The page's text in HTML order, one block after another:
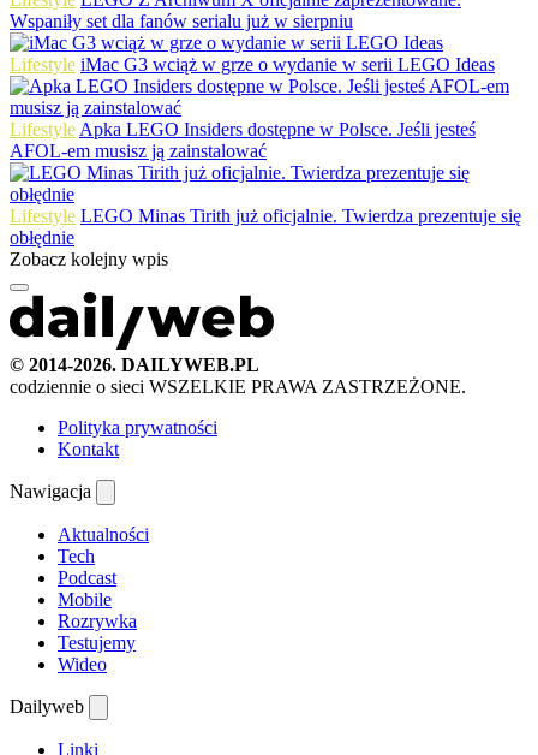
Wspaniły set dla fanów serialu już w sierpniu
Lifestyle iMac G3 wciąż w grze o wydanie w serii LEGO Ideas
Lifestyle Apka LEGO Insiders dostępne w Polsce. Jeśli jesteś
AFOL-em musisz ją zainstalować
Lifestyle LEGO Minas Tirith już oficjalnie. Twierdza prezentuje się
obłędnie
Zobacz kolejny wpis
© 2014-2026. DAILYWEB.PL
codziennie o sieci WSZELKIE PRAWA ZASTRZEŻONE.
Polityka prywatności
Kontakt
Nawigacja
Aktualności
Tech
Podcast
Mobile
Rozrywka
Testujemy
Wideo
Dailyweb
Linki